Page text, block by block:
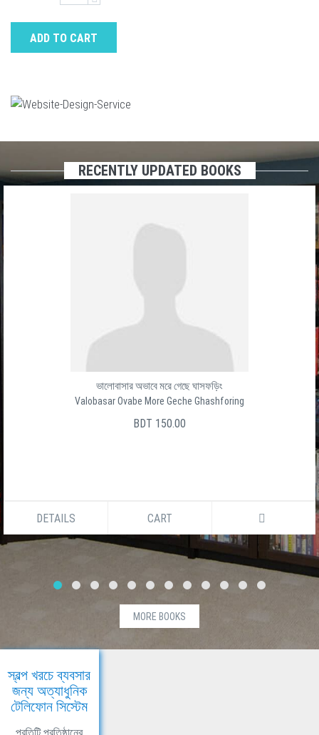
ADD TO CART
RECENTLY UPDATED BOOKS
ভালোবাসার অভাবে মরে গেছে ঘাসফড়িং
Valobasar Ovabe More Geche Ghashforing
BDT 150.00
DETAILS CART
MORE BOOKS
স্বল্প খরচে ব্যবসার
জন্য অত্যাধুনিক
টেলিফোন সিস্টেম